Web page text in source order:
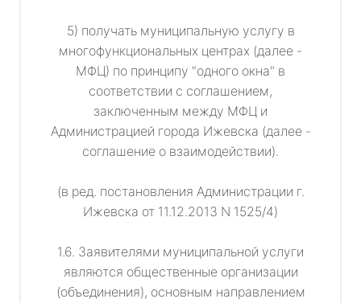
5) получать муниципальную услугу в
многофункциональных центрах (далее -
МФЦ) по принципу "одного окна" в
соответствии с соглашением,
заключенным между МФЦ и
Администрацией города Ижевска (далее -
соглашение о взаимодействии).
(в ред. постановления Администрации г.
Ижевска от 11.12.2013 N 1525/4)
1.6. Заявителями муниципальной услуги
являются общественные организации
(объединения), основным направлением